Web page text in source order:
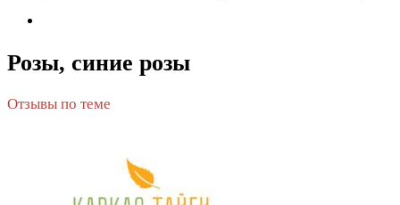
Розы, синие розы
Отзывы по теме